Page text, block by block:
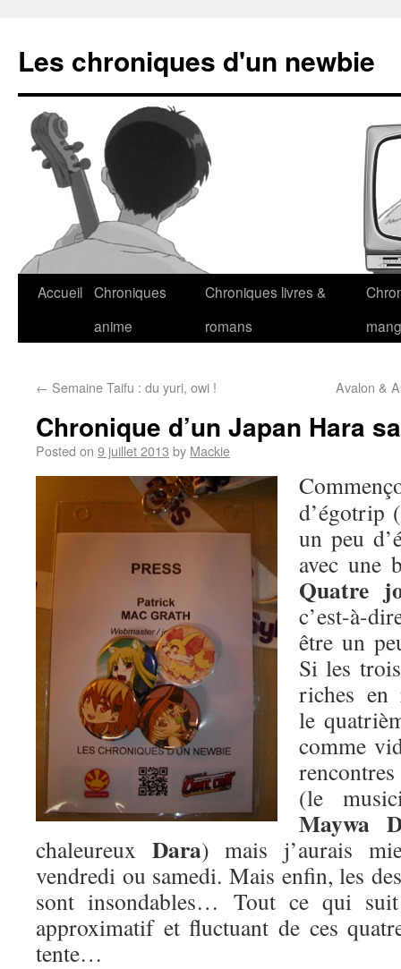
Les chroniques d'un newbie
Accueil Chroniques
anime
Chroniques livres &
romans
← Semaine Taifu : du yuri, owi ! Avalon &
Chronique d’un Japan Hara
Posted on 9 juillet 2013 by Mackie
d’égotrip
un peu
avec une
Quatre
c’est-à-
être un
Si les
riches en
le
comme
(le
Maywa
chaleureux Dara) mais j’aurais
vendredi ou samedi. Mais enfin, les
sont insondables… Tout ce qui
approximatif et fluctuant de ces
tente…